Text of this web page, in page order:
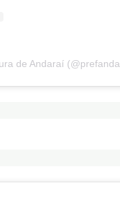
de Andaraí